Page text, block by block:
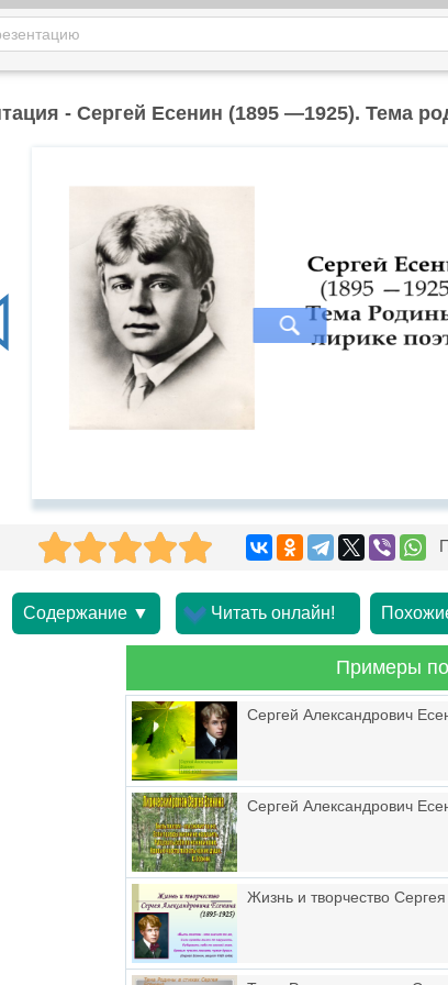
- Сергей Есенин (1895 —1925). Тема
Содержание ▼ Читать онлайн!
Примеры
Сергей Александрович
Сергей Александрович
Жизнь и творчество